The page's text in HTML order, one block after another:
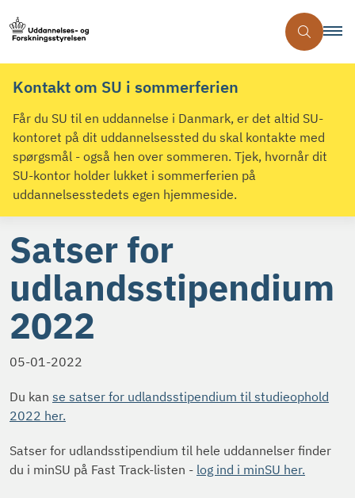
Kontakt om SU i sommerferien
Får du SU til en uddannelse i Danmark, er det altid SU-
kontoret på dit uddannelsessted du skal kontakte med
spørgsmål - også hen over sommeren. Tjek, hvornår dit
SU-kontor holder lukket i sommerferien på
uddannelsesstedets egen hjemmeside.
Satser for
udlandsstipendium
2022
05-01-2022
Du kan se satser for udlandsstipendium til studieophold
2022 her.
Satser for udlandsstipendium til hele uddannelser finder
du i minSU på Fast Track-listen - log ind i minSU her.